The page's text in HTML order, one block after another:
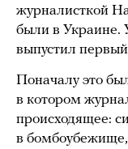
журналисткой
были в Украине.
выпустил
Поначалу это
в котором
происходящее:
в